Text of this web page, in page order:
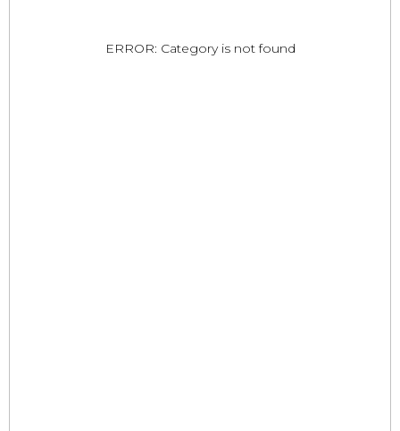
ERROR: Category is not found